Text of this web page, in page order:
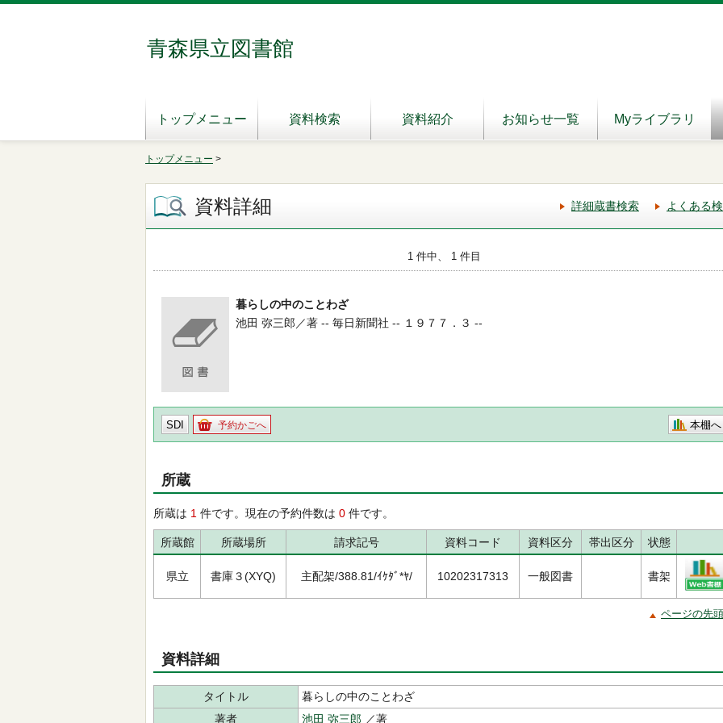
青森県立図書館
トップメニュー 資料検索 資料紹介 お知らせ一覧 Myライブラリ
トップメニュー >
資料詳細 詳細蔵書検索 よくある
1 件中、 1 件目
暮らしの中のことわざ
池田 弥三郎／著 -- 毎日新聞社 -- １９７７．３ --
SDI 予約かごへ 本棚へ
所蔵
所蔵は 1 件です。現在の予約件数は 0 件です。
所蔵館 所蔵場所 請求記号 資料コード 資料区分 帯出区分 状態
県立 書庫３(XYQ) 主配架/388.81/ｲｹﾀﾞ*ﾔ/ 10202317313 一般図書 書架
ページの先
資料詳細
タイトル
暮らしの中のことわざ
著者
池田 弥三郎 ／著